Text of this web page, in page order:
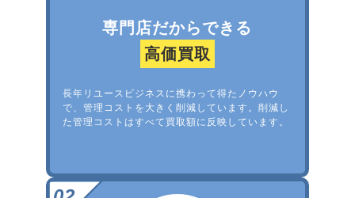
専門店だからできる
高価買取
長年リユースビジネスに携わって得たノウハウ
で、管理コストを大きく削減しています。削減し
た管理コストはすべて買取額に反映しています。